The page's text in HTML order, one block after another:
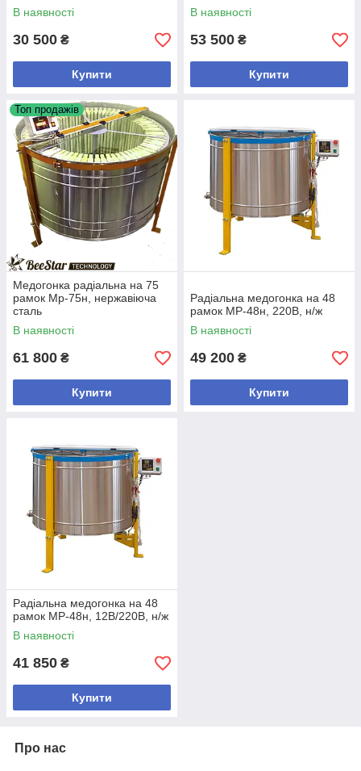
В наявності
30 500 ₴
Купити
В наявності
53 500 ₴
Купити
Топ продажів
Медогонка радіальна на 75
рамок Мр-75н, нержавіюча
сталь
В наявності
61 800 ₴
Купити
Радіальна медогонка на 48
рамок МР-48н, 220В, н/ж
В наявності
49 200 ₴
Купити
Радіальна медогонка на 48
рамок МР-48н, 12В/220В, н/ж
В наявності
41 850 ₴
Купити
Про нас